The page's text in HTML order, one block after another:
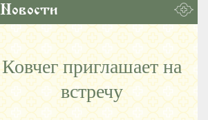
Новости
Ковчег приглашает на
встречу